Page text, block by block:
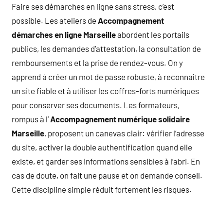
Faire ses démarches en ligne sans stress, c’est
possible. Les ateliers de Accompagnement
démarches en ligne Marseilleabordent les portails
publics, les demandes d’attestation, la consultation de
remboursements et la prise de rendez-vous. On y
apprend à créer un mot de passe robuste, à reconnaître
un site fiable et à utiliser les coffres-forts numériques
pour conserver ses documents. Les formateurs,
rompus à l’Accompagnement numérique solidaire
Marseille, proposent un canevas clair: vérifier l’adresse
du site, activer la double authentification quand elle
existe, et garder ses informations sensibles à l’abri. En
cas de doute, on fait une pause et on demande conseil.
Cette discipline simple réduit fortement les risques.